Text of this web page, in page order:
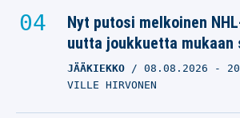
Nyt putosi melkoinen
uutta joukkuetta mukaan
JÄÄKIEKKO 08.08.2026 -
VILLE HIRVONEN